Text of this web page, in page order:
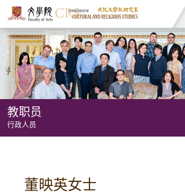
Start
main
Content
教职员
行政人员
董映英女士